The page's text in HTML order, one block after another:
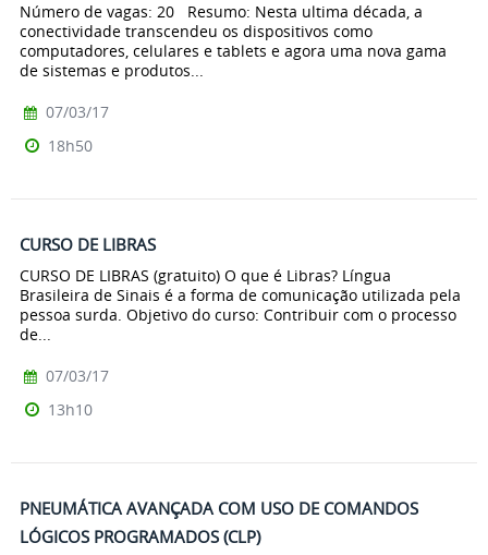
Número de vagas: 20 Resumo: Nesta ultima década, a
conectividade transcendeu os dispositivos como
computadores, celulares e tablets e agora uma nova gama
de sistemas e produtos...
07/03/17
18h50
CURSO DE LIBRAS
CURSO DE LIBRAS (gratuito) O que é Libras? Língua
Brasileira de Sinais é a forma de comunicação utilizada pela
pessoa surda. Objetivo do curso: Contribuir com o processo
de...
07/03/17
13h10
PNEUMÁTICA AVANÇADA COM USO DE COMANDOS
LÓGICOS PROGRAMADOS (CLP)